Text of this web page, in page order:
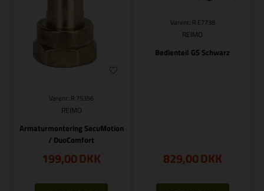
Varenr.: R 75356
REIMO
Armaturmontering SecuMotion
/ DuoComfort
199,00DKK
Varenr.: R E7738
REIMO
Bedienteil GS Schwarz
829,00DKK